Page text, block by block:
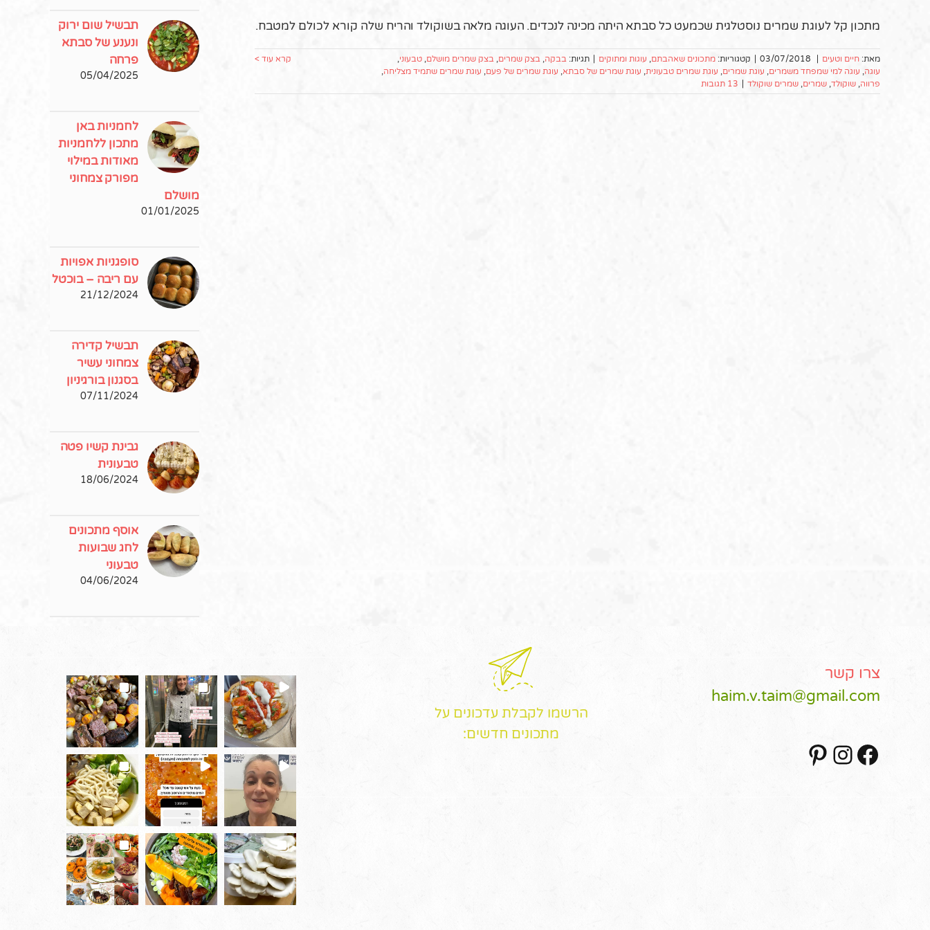
מתכון קל לעוגת שמרים נוסטלגית שכמעט כל סבתא היתה מכינה לנכדים. העוגה מלאה בשוקולד והריח שלה קורא לכולם למטבח.
מאת: חיים וטעים |
03/07/2018
| קטגוריות: מתכונים שאהבתם עוגות ומתוקים | תגיות: בבקה בצק שמרים בצק שמרים מושלם טבעוני
עוגה עוגה למי שמפחד משמרים עוגת שמרים עוגת שמרים טבעונית עוגת שמרים של סבתא עוגת שמרים של פעם עוגת שמרים שתמיד מצליחה
פרווה שוקולד שמרים שמרים שוקולד | 13 תגובות
קרא עוד >
תבשיל שום ירוק
ונענע של סבתא
פרחה
05/04/2025
לחמניות באן
מתכון ללחמניות
מאודות במילוי
מפורק צמחוני
מושלם
01/01/2025
סופגניות אפויות
עם ריבה – בוכטל
21/12/2024
תבשיל קדירה
צמחוני עשיר
בסגנון בורגיניון
07/11/2024
גבינת קשיו פטה
טבעונית
18/06/2024
אוסף מתכונים
לחג שבועות
טבעוני
04/06/2024
צרו קשר
haim.v.taim@gmail.com
Facebook
Instagram
הרשמו לקבלת עדכונים על
מתכונים חדשים: